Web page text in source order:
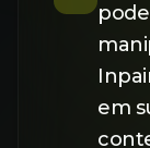
em